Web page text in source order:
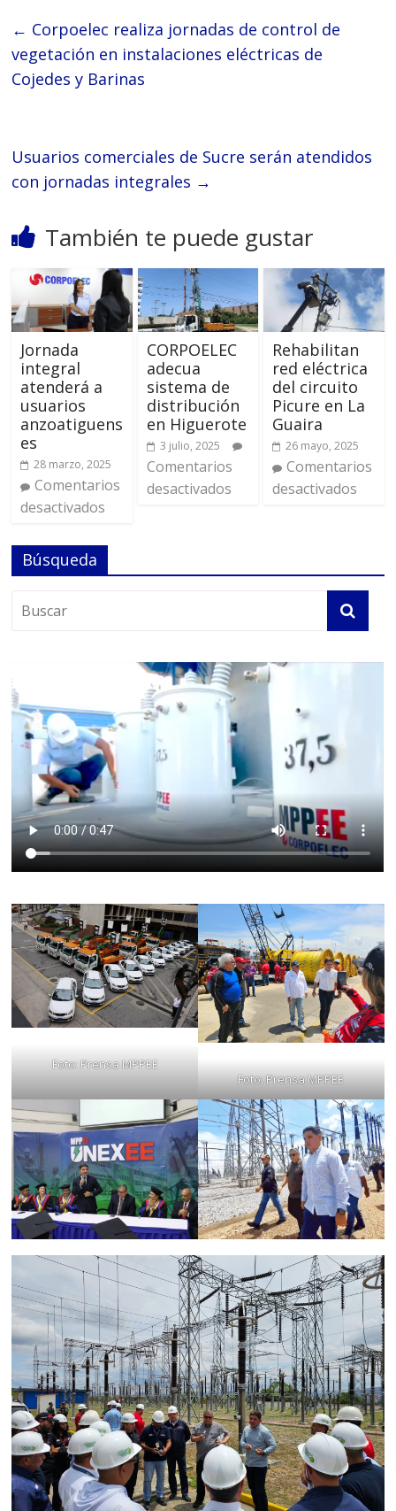
← Corpoelec realiza jornadas de control de
vegetación en instalaciones eléctricas de
Cojedes y Barinas
Usuarios comerciales de Sucre serán atendidos
con jornadas integrales →
También te puede gustar
Jornada
integral
atenderá a
usuarios
anzoatiguens
es
28 marzo, 2025
Comentarios
desactivados
CORPOELEC
adecua
sistema de
distribución
en Higuerote
3 julio, 2025
Comentarios
desactivados
Rehabilitan
red eléctrica
del circuito
Picure en La
Guaira
26 mayo, 2025
Comentarios
desactivados
Búsqueda
Foto: Prensa MPPEE
Foto: Prensa MPPEE